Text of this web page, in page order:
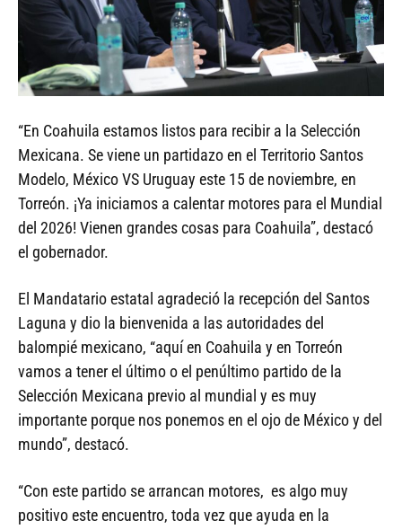
“En Coahuila estamos listos para recibir a la Selección
Mexicana. Se viene un partidazo en el Territorio Santos
Modelo, México VS Uruguay este 15 de noviembre, en
Torreón. ¡Ya iniciamos a calentar motores para el Mundial
del 2026! Vienen grandes cosas para Coahuila”, destacó
el gobernador.
El Mandatario estatal agradeció la recepción del Santos
Laguna y dio la bienvenida a las autoridades del
balompié mexicano, “aquí en Coahuila y en Torreón
vamos a tener el último o el penúltimo partido de la
Selección Mexicana previo al mundial y es muy
importante porque nos ponemos en el ojo de México y del
mundo”, destacó.
“Con este partido se arrancan motores, es algo muy
positivo este encuentro, toda vez que ayuda en la